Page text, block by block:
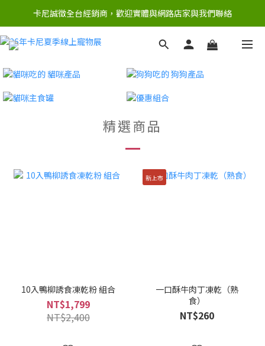
卡尼誠徵全台經銷商，歡迎實體與網路店家與我們聯絡
精選商品
10入鴨柳誘食凍乾粉 組合
NT$1,799
NT$2,400
新上市
一口酥牛肉丁凍乾（熟
食）
NT$260